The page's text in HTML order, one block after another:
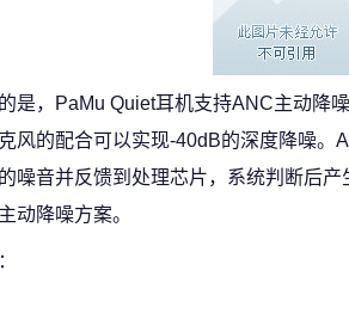
是，PaMu Quiet耳机支持ANC主动降
风的配合可以实现-40dB的深度降噪
噪音并反馈到处理芯片，系统判断后
动降噪方案。